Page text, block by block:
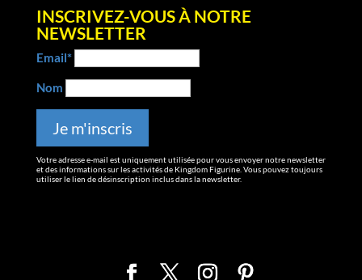
INSCRIVEZ-VOUS À NOTRE
NEWSLETTER
Email*
Nom
Votre adresse e-mail est uniquement utilisée pour vous envoyer notre newsletter
et des informations sur les activités de Kingdom Figurine. Vous pouvez toujours
utiliser le lien de désinscription inclus dans la newsletter.